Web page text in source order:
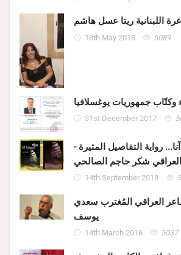
اللبنانية ريتا عسل هاشم
18th May 2018 5089
وكتّاب جمهوريات يوغسلافيا
31st December 2017
رواية التفاصيل المثيرة -
العراقي شكر حاجم الصالحي
14th September 2018
العراقي المُغترب سعدي
يوسف
14th March 2018 5037